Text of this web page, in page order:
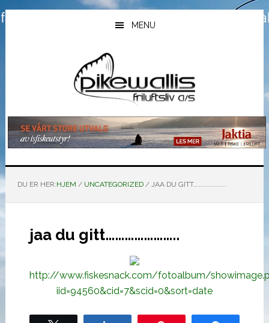
Hopp
til
Hopp
til
Hopp
til
MENU
DU ER HER:HJEM / UNCATEGORIZED /JAA DU GITT…………………..
jaa du gitt…………………..
http://www.fiskesnack.com/fotoalbum/
iid=94560&cid=7&scid=0&sort=date